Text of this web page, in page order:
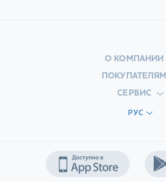
О КОМПАНИИ
ПОКУПАТЕЛЯМ
СЕРВИС
РУС